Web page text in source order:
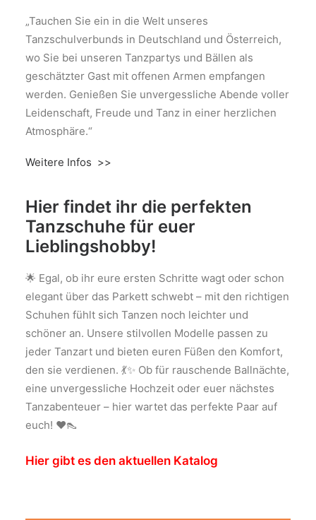
„Tauchen Sie ein in die Welt unseres
Tanzschulverbunds in Deutschland und Österreich,
wo Sie bei unseren Tanzpartys und Bällen als
geschätzter Gast mit offenen Armen empfangen
werden. Genießen Sie unvergessliche Abende voller
Leidenschaft, Freude und Tanz in einer herzlichen
Atmosphäre.“
Weitere Infos >>
Hier findet ihr die perfekten
Tanzschuhe für euer
Lieblingshobby!
🌟 Egal, ob ihr eure ersten Schritte wagt oder schon
elegant über das Parkett schwebt – mit den richtigen
Schuhen fühlt sich Tanzen noch leichter und
schöner an. Unsere stilvollen Modelle passen zu
jeder Tanzart und bieten euren Füßen den Komfort,
den sie verdienen. 💃✨ Ob für rauschende Ballnächte,
eine unvergessliche Hochzeit oder euer nächstes
Tanzabenteuer – hier wartet das perfekte Paar auf
euch! ❤️👠
Hier gibt es den aktuellen Katalog